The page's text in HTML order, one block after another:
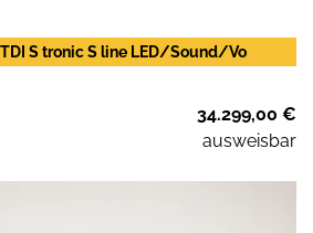
S tronic S line LED/Sound/Vo
34.299,00 €
ausweisbar